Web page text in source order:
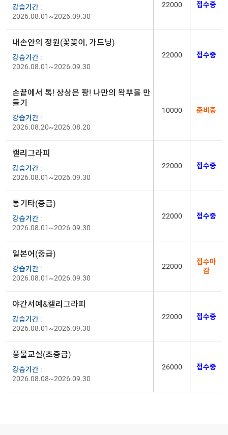
강습기간 :
2026.08.01~2026.09.30
22000 접수중
내손안의 정원(꽃꽂이, 가드닝)
강습기간 :
2026.08.01~2026.09.30
22000 접수중
손끝에서 톡! 상상은 팡! 나만의 왁뿌볼 만
들기
강습기간 :
2026.08.20~2026.08.20
10000 준비중
캘리그라피
강습기간 :
2026.08.01~2026.09.30
22000 접수중
통기타(중급)
강습기간 :
2026.08.01~2026.09.30
22000 접수중
일본어(중급)
강습기간 :
2026.08.01~2026.09.30
22000
접수마
감
야간서예&캘리그라피
강습기간 :
2026.08.01~2026.09.30
22000 접수중
풍물교실(초중급)
강습기간 :
2026.08.08~2026.09.30
26000 접수중